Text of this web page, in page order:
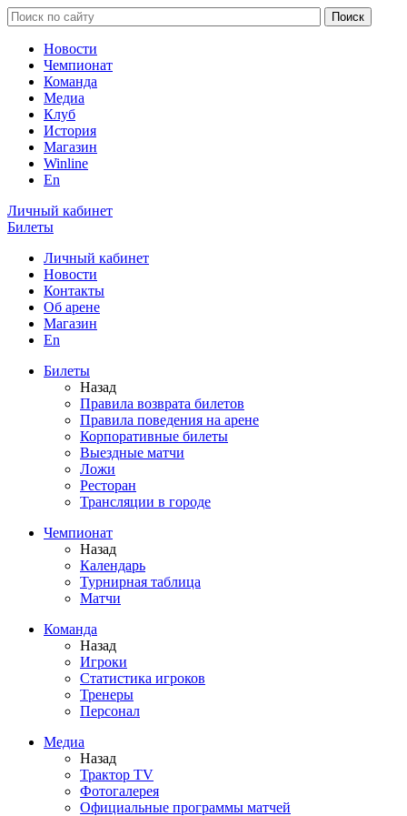
Новости
Чемпионат
Команда
Медиа
Клуб
История
Магазин
Winline
En
Личный кабинет
Билеты
Личный кабинет
Новости
Контакты
Об арене
Магазин
En
Билеты
Назад
Правила возврата билетов
Правила поведения на арене
Корпоративные билеты
Выездные матчи
Ложи
Ресторан
Трансляции в городе
Чемпионат
Назад
Календарь
Турнирная таблица
Матчи
Команда
Назад
Игроки
Статистика игроков
Тренеры
Персонал
Медиа
Назад
Трактор TV
Фотогалерея
Официальные программы матчей